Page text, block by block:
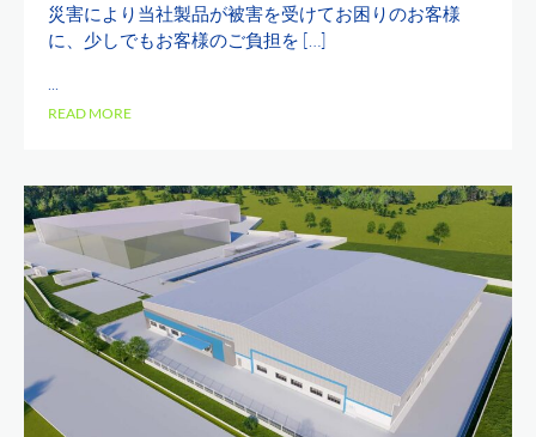
災害により当社製品が被害を受けてお困りのお客様
に、少しでもお客様のご負担を […]
...
READ MORE